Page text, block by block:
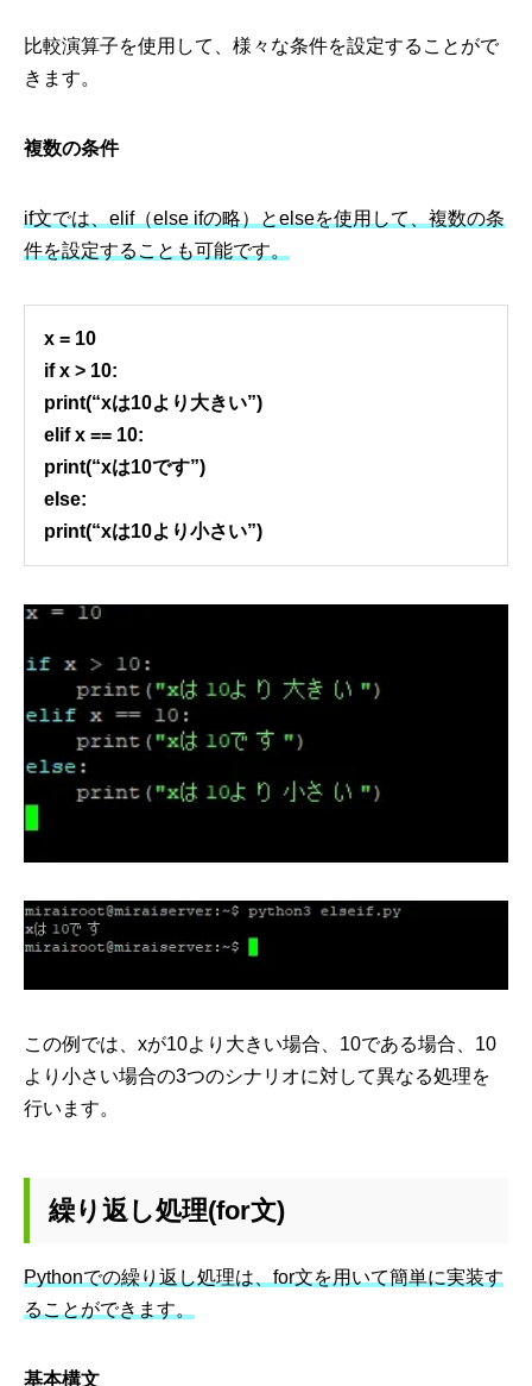
比較演算子を使用して、様々な条件を設定することがで
きます。
複数の条件
if文では、elif（else ifの略）とelseを使用して、複数の条
件を設定することも可能です。
x = 10
if x > 10:
print(“xは10より大きい”)
elif x == 10:
print(“xは10です”)
else:
print(“xは10より小さい”)
この例では、xが10より大きい場合、10である場合、10
より小さい場合の3つのシナリオに対して異なる処理を
行います。
繰り返し処理(for文)
Pythonでの繰り返し処理は、for文を用いて簡単に実装す
ることができます。
基本構文